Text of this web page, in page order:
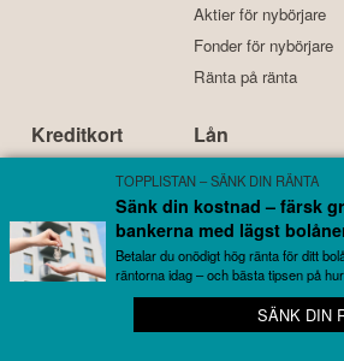
Aktier för nybörjare
Fonder för nybörjare
Ränta på ränta
Kreditkort
Bästa kreditkortet
Kreditkort för resor
Kreditkort med bonus
Bensinkort
Lån
Bästa lånen
Billiga lån
Lån med låg ränta
Samla lån
Kort om oss
📈 Stenkoll på allt som rör börsen – helt
TOPPLISTAN – SÄNK DIN RÄNTA
Sänk din kostnad – färsk
bankerna med lägst
Betalar du onödigt hög ränta för ditt
räntorna idag – och bästa tipsen på
SÄNK DIN